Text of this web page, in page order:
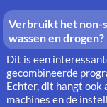
Verbruikt het non-stop programma meer energie dan apart
wassen en drogen?
Dit is een
gecombineerde
Echter, dit hangt ook
machines en de